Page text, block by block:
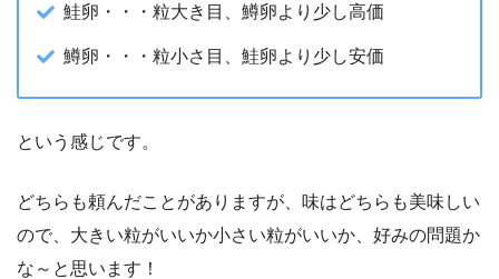
鮭卵・・・粒大き目、鱒卵より少し高価
鱒卵・・・粒小さ目、鮭卵より少し安価
という感じです。
どちらも頼んだことがありますが、味はどちらも美味しい
ので、大きい粒がいいか小さい粒がいいか、好みの問題か
な～と思います！